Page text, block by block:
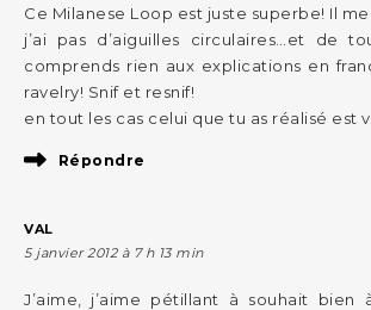
Ce Milanese Loop est juste superbe! Il
j’ai pas d’aiguilles circulaires…et de
comprends rien aux explications en
ravelry! Snif et resnif!
en tout les cas celui que tu as réalisé est
Répondre
VAL
5 janvier 2012 à 7 h 13 min
J’aime, j’aime pétillant à souhait